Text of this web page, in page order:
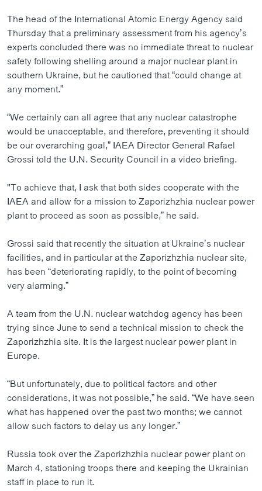
The head of the International Atomic Energy Agency said
Thursday that a preliminary assessment from his agency’s
experts concluded there was no immediate threat to nuclear
safety following shelling around a major nuclear plant in
southern Ukraine, but he cautioned that “could change at
any moment.”
“We certainly can all agree that any nuclear catastrophe
would be unacceptable, and therefore, preventing it should
be our overarching goal,” IAEA Director General Rafael
Grossi told the U.N. Security Council in a video briefing.
"To achieve that, I ask that both sides cooperate with the
IAEA and allow for a mission to Zaporizhzhia nuclear power
plant to proceed as soon as possible,” he said.
Grossi said that recently the situation at Ukraine’s nuclear
facilities, and in particular at the Zaporizhzhia nuclear site,
has been “deteriorating rapidly, to the point of becoming
very alarming.”
A team from the U.N. nuclear watchdog agency has been
trying since June to send a technical mission to check the
Zaporizhzhia site. It is the largest nuclear power plant in
Europe.
“But unfortunately, due to political factors and other
considerations, it was not possible,” he said. “We have seen
what has happened over the past two months; we cannot
allow such factors to delay us any longer.”
Russia took over the Zaporizhzhia nuclear power plant on
March 4, stationing troops there and keeping the Ukrainian
staff in place to run it.